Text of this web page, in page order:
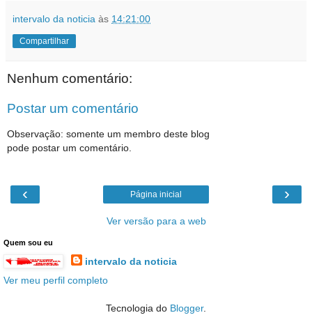
intervalo da noticia às 14:21:00
Compartilhar
Nenhum comentário:
Postar um comentário
Observação: somente um membro deste blog
pode postar um comentário.
‹ ›
Página inicial
Ver versão para a web
Quem sou eu
intervalo da noticia
Ver meu perfil completo
Tecnologia do Blogger.